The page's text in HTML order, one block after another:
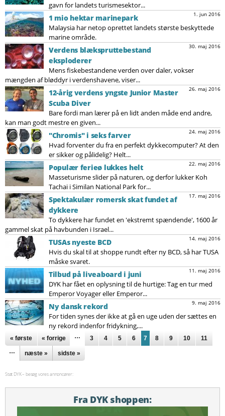
gavn for landets turismesektor...
1. jun 2016
1 mio hektar marinepark
Malaysia har netop oprettet landets største beskyttede
marine område.
30. maj 2016
Verdens blækspruttebestand
eksploderer
Mens fiskebestandene verden over daler, vokser
mængden af bløddyr i verdenshavene, viser...
26. maj 2016
12-årig verdens yngste Junior Master
Scuba Diver
Bare fordi man lærer på en lidt anden måde end andre,
kan man godt mestre en given...
24. maj 2016
"Chromis" i seks farver
Hvad forventer du fra en perfekt dykkecomputer? At den
er sikker og pålidelig? Helt...
22. maj 2016
Populær ferieø lukkes helt
Masseturisme slider på naturen, og derfor lukker Koh
Tachai i Similan National Park for...
17. maj 2016
Spektakulær romersk skat fundet af
dykkere
To dykkere har fundet en 'ekstremt spændende', 1600 år
gammel skat på havbunden i Israel...
14. maj 2016
TUSAs nyeste BCD
Hvis du skal til at shoppe rundt efter ny BCD, så har TUSA
måske svaret.
11. maj 2016
Tilbud på liveaboard i juni
DYK har fået en oplysning til de hurtige: Tag en tur med
Emperor Voyager eller Emperor...
9. maj 2016
Ny dansk rekord
For tiden synes der ikke at gå en uge uden der sættes en
ny rekord indenfor fridykning,...
Sider
« første « forrige … 3 4 5 6 7 8 9 10
11
…
næste » sidste »
Støt DYK – besøg vores annoncører:
Fra DYK shoppen: